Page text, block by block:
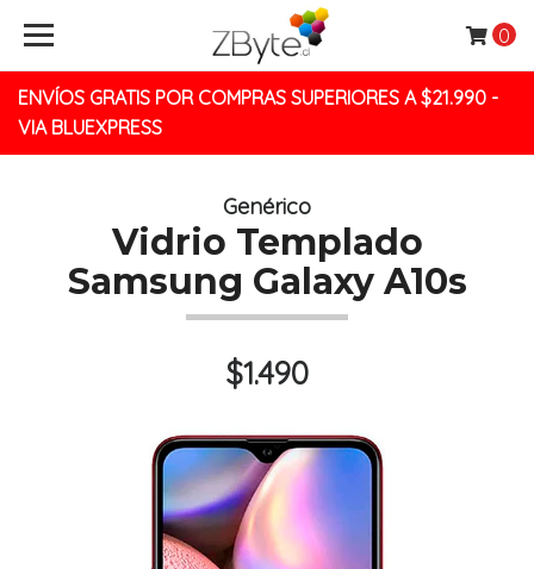
ENVÍOS GRATIS POR COMPRAS SUPERIORES A $21.990 -
VIA BLUEXPRESS
0
Genérico
Vidrio Templado
Samsung Galaxy A10s
$1.490